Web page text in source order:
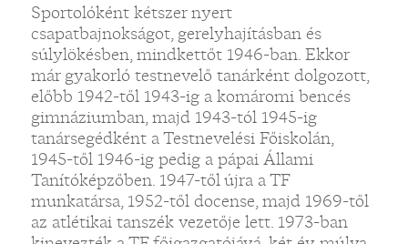
Sportolóként kétszer nyert
csapatbajnokságot, gerelyhajításban és
súlylökésben, mindkettőt 1946-ban. Ekkor
már gyakorló testnevelő tanárként dolgozott,
előbb 1942-től 1943-ig a komáromi bencés
gimnáziumban, majd 1943-tól 1945-ig
tanársegédként a Testnevelési Főiskolán,
1945-től 1946-ig pedig a pápai Állami
Tanítóképzőben. 1947-től újra a TF
munkatársa, 1952-től docense, majd 1969-től
az atlétikai tanszék vezetője lett. 1973-ban